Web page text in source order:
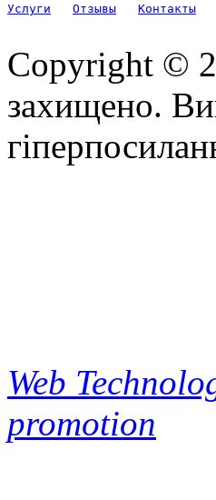
Услуги Отзывы Контакты
Copyright ©
захищено.
Web
promotion